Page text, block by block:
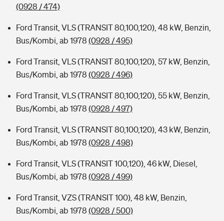
(0928 / 474)
Ford Transit, VLS (TRANSIT 80,100,120), 48 kW, Benzin,
Bus/Kombi, ab 1978 (0928 / 495)
Ford Transit, VLS (TRANSIT 80,100,120), 57 kW, Benzin,
Bus/Kombi, ab 1978 (0928 / 496)
Ford Transit, VLS (TRANSIT 80,100,120), 55 kW, Benzin,
Bus/Kombi, ab 1978 (0928 / 497)
Ford Transit, VLS (TRANSIT 80,100,120), 43 kW, Benzin,
Bus/Kombi, ab 1978 (0928 / 498)
Ford Transit, VLS (TRANSIT 100,120), 46 kW, Diesel,
Bus/Kombi, ab 1978 (0928 / 499)
Ford Transit, VZS (TRANSIT 100), 48 kW, Benzin,
Bus/Kombi, ab 1978 (0928 / 500)